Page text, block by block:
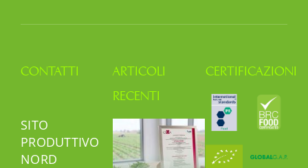
CONTATTI
SITO
PRODUTTIVO
NORD
ARTICOLI
RECENTI
CERTIFICAZIONI